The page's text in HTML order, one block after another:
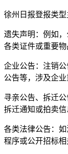
徐州日报登报类型
遗失声明：例如
各类证件或重要物
企业公告：注销
公告等，涉及企业
寻亲公告、拆迁
拆迁通知或拍卖信
各类法律公告：
程序或公开招标相